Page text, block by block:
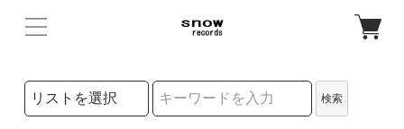
検索リストの選択
検索